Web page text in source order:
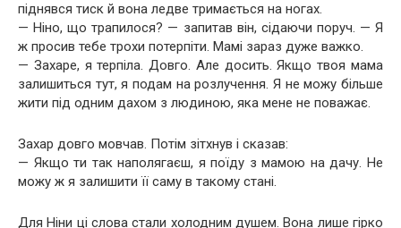
піднявся тиск й вона ледве тримається на ногах.
— Ніно, що трапилося? — запитав він, сідаючи поруч. — Я
ж просив тебе трохи потерпіти. Мамі зараз дуже важко.
— Захаре, я терпіла. Довго. Але досить. Якщо твоя мама
залишиться тут, я подам на розлучення. Я не можу більше
жити під одним дахом з людиною, яка мене не поважає.
Захар довго мовчав. Потім зітхнув і сказав:
— Якщо ти так наполягаєш, я поїду з мамою на дачу. Не
можу ж я залишити її саму в такому стані.
Для Ніни ці слова стали холодним душем. Вона лише гірко